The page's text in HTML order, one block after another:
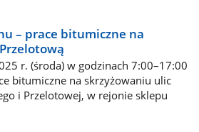
– prace bitumiczne na
r. (środa) w godzinach 7:00–17:00
bitumiczne na skrzyżowaniu ulic
i Przelotowej, w rejonie sklepu